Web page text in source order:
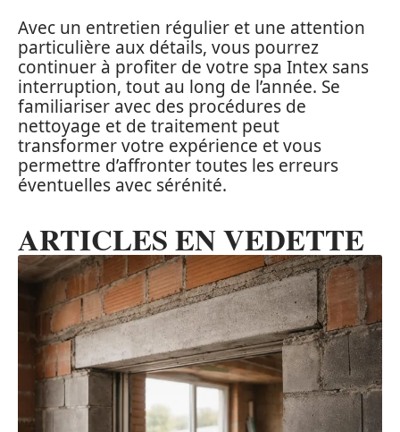
Avec un entretien régulier et une attention
particulière aux détails, vous pourrez
continuer à profiter de votre spa Intex sans
interruption, tout au long de l’année. Se
familiariser avec des procédures de
nettoyage et de traitement peut
transformer votre expérience et vous
permettre d’affronter toutes les erreurs
éventuelles avec sérénité.
ARTICLES EN VEDETTE